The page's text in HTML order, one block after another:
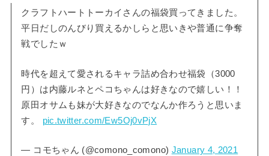
クラフトハートトーカイさんの福袋買ってきました。
平日だしのんびり買えるかしらと思いきや普通に争奪
戦でしたｗ
時代を超えて愛されるキャラ詰め合わせ福袋（3000
円）は内藤ルネとペコちゃんは好きなので嬉しい！！
原田オサムも妹が大好きなのでなんか作ろうと思いま
す。 pic.twitter.com/Ew5Oj0vPjX
— コモちゃん (@comono_comono) January 4, 2021